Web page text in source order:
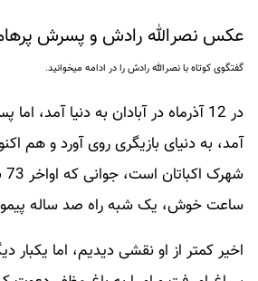
عکس نصرالله رادش و پسرش
گفتگوی کوتاه با نصرالله رادش را در ادامه میخوانید.
در 12 آذرماه در آبادان به دنیا آمد،
آمد، به دنیای بازیگری روی آورد و هم
ساعت خوش، یک شبه راه صد ساله
اخیر کمتر از او نقشی دیدیم، اما یکبار